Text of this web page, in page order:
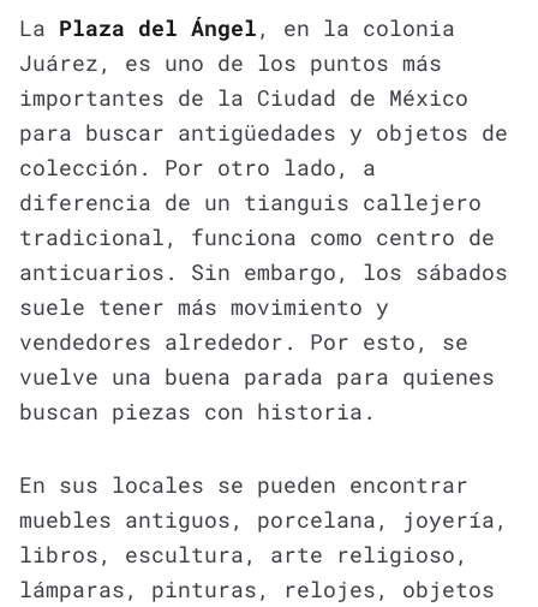
La Plaza del Ángel , en la colonia
Juárez, es uno de los puntos más
importantes de la Ciudad de México
para buscar antigüedades y objetos de
colección. Por otro lado, a
diferencia de un tianguis callejero
tradicional, funciona como centro de
anticuarios. Sin embargo, los sábados
suele tener más movimiento y
vendedores alrededor. Por esto, se
vuelve una buena parada para quienes
buscan piezas con historia.
En sus locales se pueden encontrar
muebles antiguos, porcelana, joyería,
libros, escultura, arte religioso,
lámparas, pinturas, relojes, objetos